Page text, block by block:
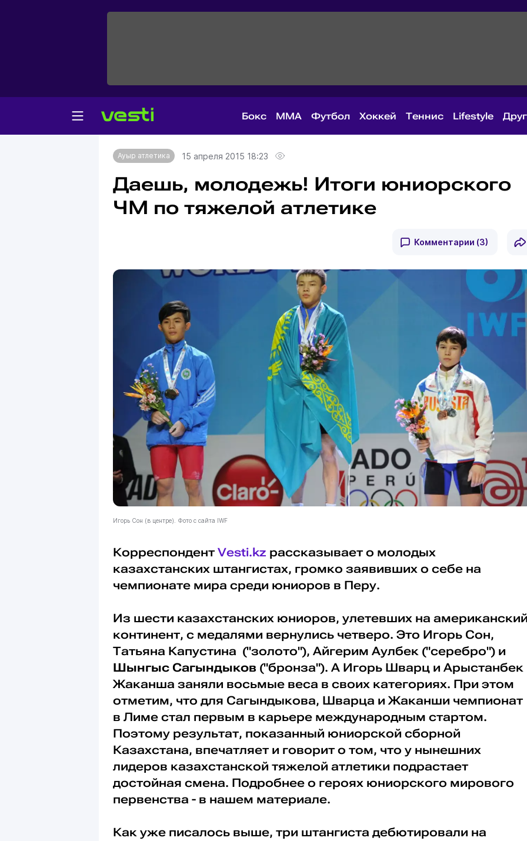
Бокс MMA Футбол Хоккей Теннис Lifestyle
Главная
Ауыр атлетика
Ауыр атлетика 15 апреля 2015 18:23
Даешь, молодежь! Итоги юниорского
ЧМ по тяжелой атлетике
Комментарии (3)
Игорь Сон (в центре). Фото с сайта IWF
Корреспондент Vesti.kz рассказывает о молодых
казахстанских штангистах, громко заявивших о себе на
чемпионате мира среди юниоров в Перу.
Из шести казахстанских юниоров, улетевших на
континент, с медалями вернулись четверо. Это Игорь Сон,
Татьяна Капустина ("золото"), Айгерим Аулбек ("серебро") и
Шынгыс Сагындыков ("бронза"). А Игорь Шварц и Арыстанбек
Жаканша заняли восьмые веса в своих категориях. При этом
отметим, что для Сагындыкова, Шварца и Жаканши чемпионат
в Лиме стал первым в карьере международным стартом.
Поэтому результат, показанный юниорской сборной
Казахстана, впечатляет и говорит о том, что у нынешних
лидеров казахстанской тяжелой атлетики подрастает
достойная смена. Подробнее о героях юниорского мирового
первенства - в нашем материале.
Как уже писалось выше, три штангиста дебютировали на